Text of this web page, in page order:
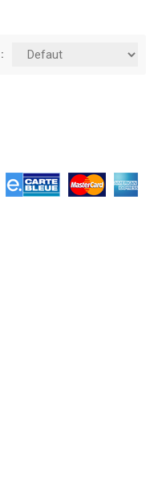
produits soigneusement